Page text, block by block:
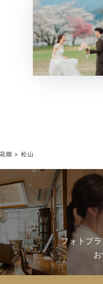
畑 松山
フォトプ